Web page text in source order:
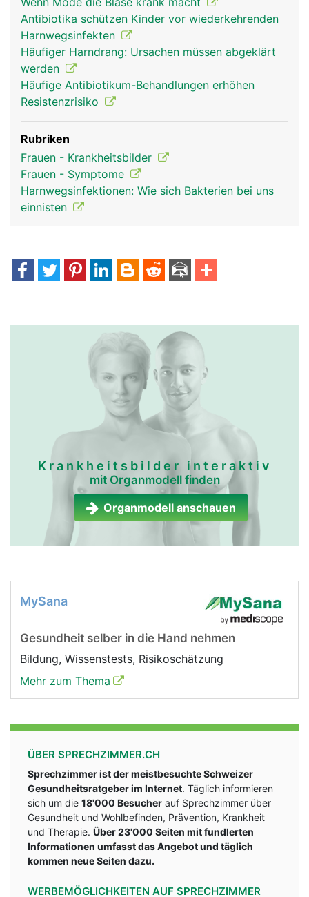
Antibiotika schützen Kinder vor wiederkehrenden
Harnwegsinfekten
Häufiger Harndrang: Ursachen müssen abgeklärt
werden
Häufige Antibiotikum-Behandlungen erhöhen
Resistenzrisiko
Rubriken
Frauen - Krankheitsbilder
Frauen - Symptome
Harnwegsinfektionen: Wie sich Bakterien bei uns
einnisten
Krankheitsbilder interaktiv
mit Organmodell finden
Organmodell anschauen
MySana
Gesundheit selber in die Hand nehmen
Bildung, Wissenstests, Risikoschätzung
Mehr zum Thema
ÜBER SPRECHZIMMER.CH
Sprechzimmer ist der meistbesuchte Schweizer
Gesundheitsratgeber im Internet. Täglich informieren
sich um die 18'000 Besucher auf Sprechzimmer über
Gesundheit und Wohlbefinden, Prävention, Krankheit
und Therapie. Über 23'000 Seiten mit fundlerten
Informationen umfasst das Angebot und täglich
kommen neue Seiten dazu.
WERBEMÖGLICHKEITEN AUF SPRECHZIMMER